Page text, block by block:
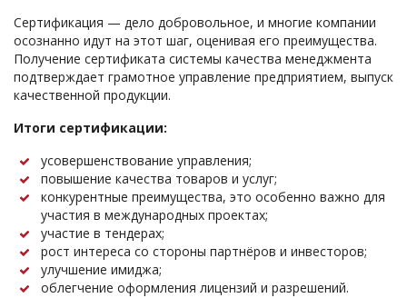
Сертификация — дело добровольное, и многие компании
осознанно идут на этот шаг, оценивая его преимущества.
Получение сертификата системы качества менеджмента
подтверждает грамотное управление предприятием, выпуск
качественной продукции.
Итоги сертификации:
усовершенствование управления;
повышение качества товаров и услуг;
конкурентные преимущества, это особенно важно для
участия в международных проектах;
участие в тендерах;
рост интереса со стороны партнёров и инвесторов;
улучшение имиджа;
облегчение оформления лицензий и разрешений.